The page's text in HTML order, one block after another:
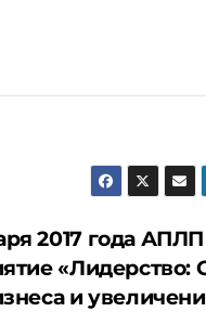
2017 года
«Лидерство:
и